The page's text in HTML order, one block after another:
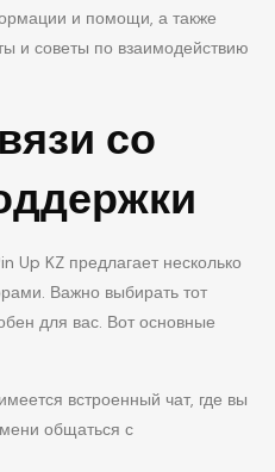
и помощи, а также
и советы по взаимодействию
со
Up KZ предлагает несколько
Важно выбирать тот
для вас. Вот основные
встроенный чат, где вы
общаться с